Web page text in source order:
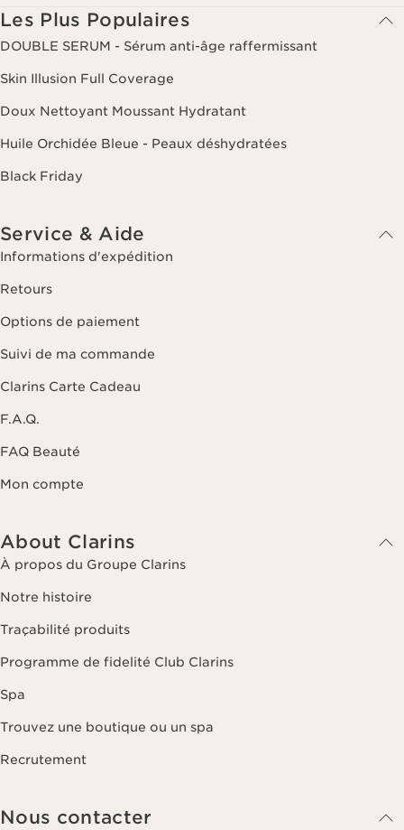
consulter notre politique de respect de la vie privée.
Les Plus Populaires
DOUBLE SERUM - Sérum anti-âge raffermissant
Skin Illusion Full Coverage
Doux Nettoyant Moussant Hydratant
Huile Orchidée Bleue - Peaux déshydratées
Black Friday
Service & Aide
Informations d'expédition
Retours
Options de paiement
Suivi de ma commande
Clarins Carte Cadeau
F.A.Q.
FAQ Beauté
Mon compte
About Clarins
À propos du Groupe Clarins
Notre histoire
Traçabilité produits
Programme de fidelité Club Clarins
Spa
Trouvez une boutique ou un spa
Recrutement
Nous contacter